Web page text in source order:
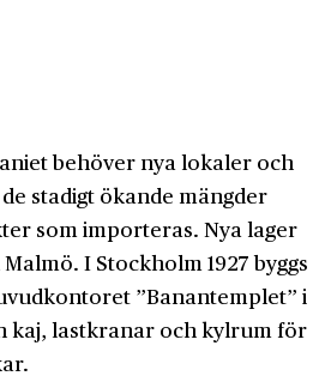
behöver nya lokaler och
stadigt ökande mängder
som importeras. Nya lager
I Stockholm 1927 byggs
”Banan­templet” i
kaj, last­kranar och kyl­rum för